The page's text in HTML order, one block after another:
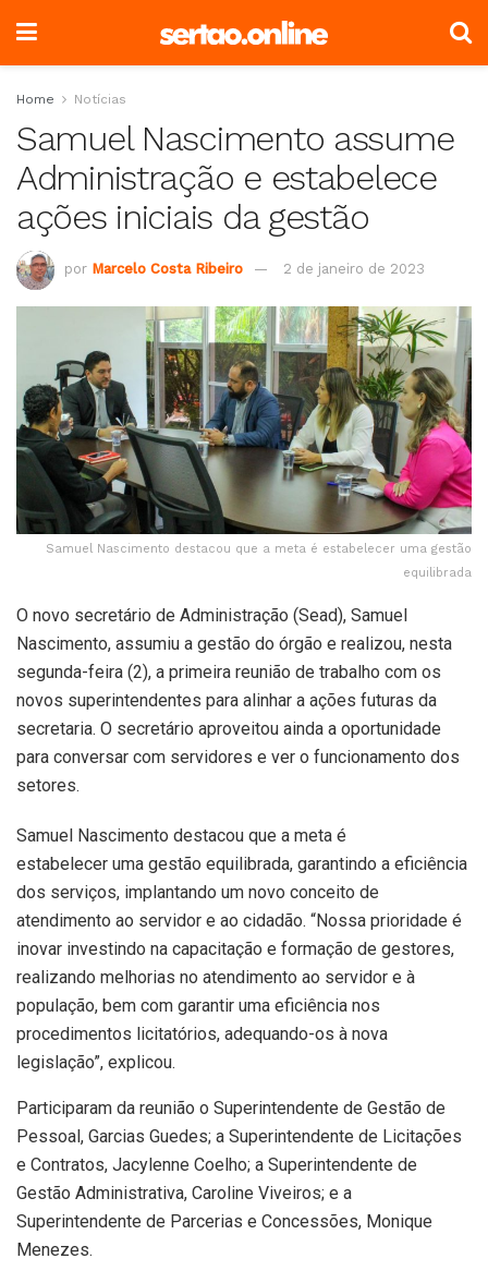
Home Notícias
Samuel Nascimento assume
Administração e estabelece
ações iniciais da gestão
por Marcelo Costa Ribeiro 2 de janeiro de 2023
Samuel Nascimento destacou que a meta é estabelecer uma gestão
equilibrada
O novo secretário de Administração (Sead), Samuel
Nascimento, assumiu a gestão do órgão e realizou, nesta
segunda-feira (2), a primeira reunião de trabalho com os
novos superintendentes para alinhar a ações futuras da
secretaria. O secretário aproveitou ainda a oportunidade
para conversar com servidores e ver o funcionamento dos
setores.
Samuel Nascimento destacou que a meta é
estabelecer uma gestão equilibrada, garantindo a eficiência
dos serviços, implantando um novo conceito de
atendimento ao servidor e ao cidadão. “Nossa prioridade é
inovar investindo na capacitação e formação de gestores,
realizando melhorias no atendimento ao servidor e à
população, bem com garantir uma eficiência nos
procedimentos licitatórios, adequando-os à nova
legislação”, explicou.
Participaram da reunião o Superintendente de Gestão de
Pessoal, Garcias Guedes; a Superintendente de Licitações
e Contratos, Jacylenne Coelho; a Superintendente de
Gestão Administrativa, Caroline Viveiros; e a
Superintendente de Parcerias e Concessões, Monique
Menezes.